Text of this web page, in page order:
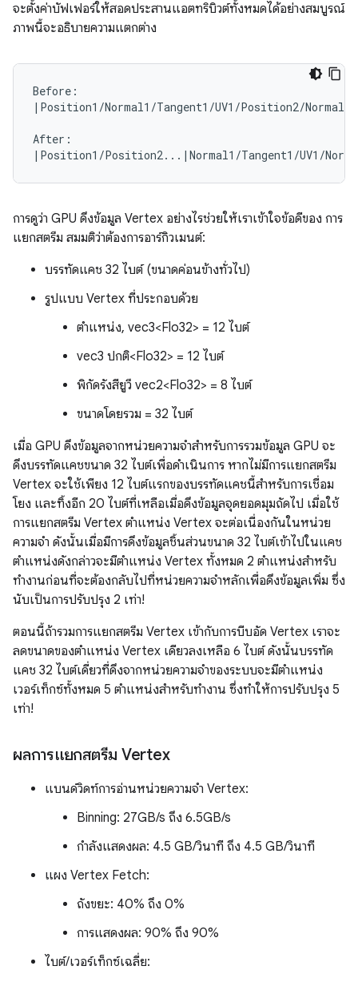
จะตั้งค่าบัฟเฟอร์ให้สอดประสานแอตทริบิวต์ทั้งหมดได้อย่างสมบูรณ์
ภาพนี้จะอธิบายความแตกต่าง
Before:
|Position1/Normal1/Tangent1/UV1/Position2/
After:
การดูว่า GPU ดึงข้อมูล Vertex อย่างไรช่วยให้เราเข้าใจข้อดีของ การ
แยกสตรีม สมมติว่าต้องการอาร์กิวเมนต์:
บรรทัดแคช 32 ไบต์ (ขนาดค่อนข้างทั่วไป)
รูปแบบ Vertex ที่ประกอบด้วย
ตำแหน่ง, vec3<Flo32> = 12 ไบต์
vec3 ปกติ<Flo32> = 12 ไบต์
พิกัดรังสียูวี vec2<Flo32> = 8 ไบต์
ขนาดโดยรวม = 32 ไบต์
เมื่อ GPU ดึงข้อมูลจากหน่วยความจำสำหรับการรวมข้อมูล GPU จะ
ดึงบรรทัดแคชขนาด 32 ไบต์เพื่อดำเนินการ หากไม่มีการแยกสตรีม
Vertex จะใช้เพียง 12 ไบต์แรกของบรรทัดแคชนี้สำหรับการเชื่อม
โยง และทิ้งอีก 20 ไบต์ที่เหลือเมื่อดึงข้อมูลจุดยอดมุมถัดไป เมื่อใช้
การแยกสตรีม Vertex ตำแหน่ง Vertex จะต่อเนื่องกันในหน่วย
ความจำ ดังนั้นเมื่อมีการดึงข้อมูลชิ้นส่วนขนาด 32 ไบต์เข้าไปในแคช
ตำแหน่งดังกล่าวจะมีตำแหน่ง Vertex ทั้งหมด 2 ตำแหน่งสำหรับ
ทำงานก่อนที่จะต้องกลับไปที่หน่วยความจำหลักเพื่อดึงข้อมูลเพิ่ม ซึ่ง
นับเป็นการปรับปรุง 2 เท่า!
ตอนนี้ถ้ารวมการแยกสตรีม Vertex เข้ากับการบีบอัด Vertex เราจะ
ลดขนาดของตำแหน่ง Vertex เดียวลงเหลือ 6 ไบต์ ดังนั้นบรรทัด
แคช 32 ไบต์เดี่ยวที่ดึงจากหน่วยความจำของระบบจะมีตำแหน่ง
เวอร์เท็กซ์ทั้งหมด 5 ตำแหน่งสำหรับทำงาน ซึ่งทำให้การปรับปรุง 5
เท่า!
ผลการแยกสตรีม Vertex
แบนด์วิดท์การอ่านหน่วยความจำ Vertex:
Binning: 27GB/s ถึง 6.5GB/s
กำลังแสดงผล: 4.5 GB/วินาที ถึง 4.5 GB/วินาที
แผง Vertex Fetch:
ถังขยะ: 40% ถึง 0%
การแสดงผล: 90% ถึง 90%
ไบต์/เวอร์เท็กซ์เฉลี่ย: